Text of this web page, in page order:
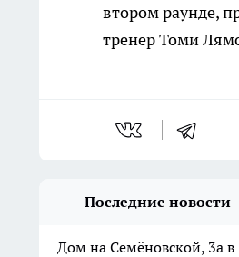
втором раунде,
тренер Томи
Последние новости
Дом на Семёновской, 3а в